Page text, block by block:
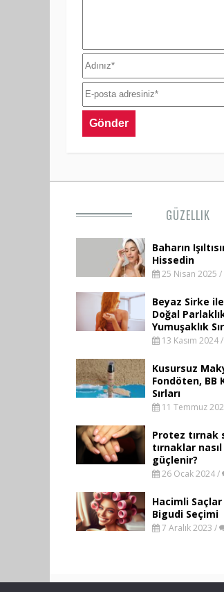
GÜZELLIK
Baharın
Hissedin
25 Nisan 2025 /
Beyaz Sirke ile
Doğal
Yumuşaklık
13 Kasım 2024 /
Kusursuz
Fondöten, BB
Sırları
11 Temmuz
Protez tırnak
tırnaklar
güçlenir?
26 Ocak 2024 /
Hacimli
Bigudi Seçimi
7 Aralık 2023 /